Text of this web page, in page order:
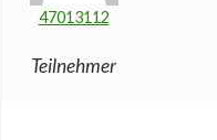
47013112
Teilnehmer